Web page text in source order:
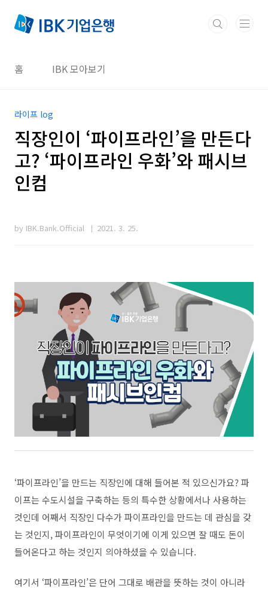
홈 IBK 모아보기
라이프 log
직장인이 ‘파이프라인’을 만든다
고? ‘파이프라인 우화’와 패시브
인컴
by IBK.Bank.Official 2021. 3. 25.
‘파이프라인’을 만드는 직장인에 대해 들어본 적 있으신가요?파
이프는 수도시설을 구축하는 등의 특수한 상황에서나 사용하는
것인데 어째서 직장인 다수가 파이프라인을 만드는 데 관심을 갖
는 것인지,파이프라인이 무엇이기에 이게 있으면 잘 때도 돈이
들어온다고 하는 것인지 의아하셨을 수 있습니다.
여기서 ‘파이프라인’은 단어 그대로 배관을 뜻하는 것이 아니라